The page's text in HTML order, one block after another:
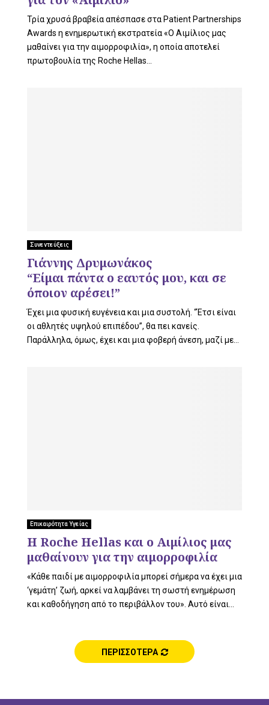
Τρία χρυσά βραβεία απέσπασε στα Patient Partnerships
Awards η ενημερωτική εκστρατεία «Ο Αιμίλιος μας
μαθαίνει για την αιμορροφιλία», η οποία αποτελεί
πρωτοβουλία της Roche Hellas...
Συνεντεύξεις
Γιάννης Δρυμωνάκος
“Είμαι πάντα ο εαυτός μου, και σε
όποιον αρέσει!”
Έχει μια φυσική ευγένεια και μια συστολή. “Έτσι είναι
οι αθλητές υψηλού επιπέδου”, θα πει κανείς.
Παράλληλα, όμως, έχει και μια φοβερή άνεση, μαζί με...
Επικαιρότητα Υγείας
Η Roche Hellas και ο Αιμίλιος μας
μαθαίνουν για την αιμορροφιλία
«Κάθε παιδί με αιμορροφιλία μπορεί σήμερα να έχει μια
‘γεμάτη’ ζωή, αρκεί να λαμβάνει τη σωστή ενημέρωση
και καθοδήγηση από το περιβάλλον του». Αυτό είναι...
ΠΕΡΙΣΣΟΤΕΡΑ